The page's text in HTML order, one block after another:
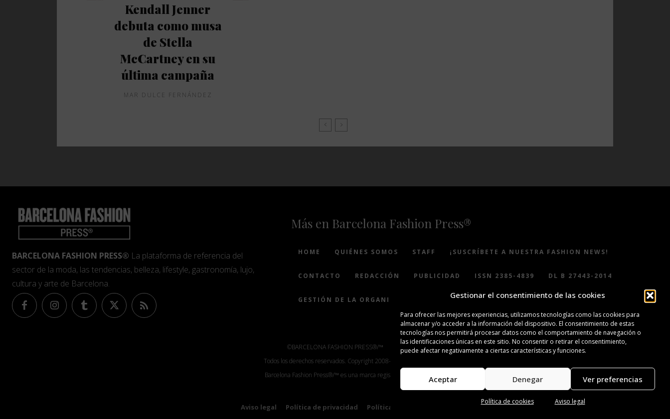
Gestionar el consentimiento de las cookies
Para ofrecer las mejores experiencias, utilizamos tecnologías como las cookies para
almacenar y/o acceder a la información del dispositivo. El consentimiento de estas
tecnologías nos permitirá procesar datos como el comportamiento de navegación o
las identificaciones únicas en este sitio. No consentir o retirar el consentimiento,
puede afectar negativamente a ciertas características y funciones.
Aceptar Denegar Ver preferencias
Política de cookies Aviso legal
Kendall Jenner
debuta como musa
de Stella
McCartney en su
última campaña
MAR DULCE FERNÁNDEZ
BARCELONA FASHION PRESS® La plataforma de referencia del
sector de la moda, las tendencias, belleza, lifestyle, gastronomía, lujo,
cultura y arte de Barcelona.
Más en Barcelona Fashion Press®
HOME QUIÉNES SOMOS STAFF ¡SUSCRÍBETE A NUESTRA FASHION NEWS!
CONTACTO REDACCIÓN PUBLICIDAD ISSN 2385-4839 DL B 27443-2014
GESTIÓN DE LA ORGANIZACIÓN
©BARCELONA FASHION PRESS®/™
Todos los derechos reservados. Copyright 2008-2024.
Barcelona Fashion Press®/™ es una marca registrada.
Aviso legal Política de privacidad Política de cookies